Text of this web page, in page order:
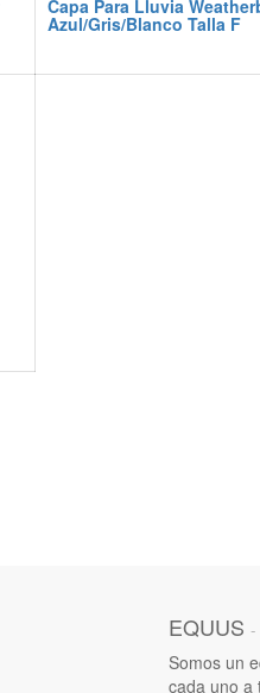
Capa Para Lluvia
Azul/Gris/Blanco Talla F
EQUUS -
Somos un
cada uno a